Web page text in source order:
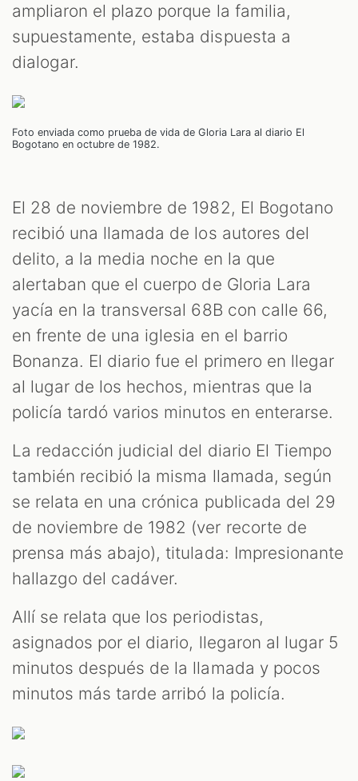
ampliaron el plazo porque la familia,
supuestamente, estaba dispuesta a
dialogar.
Foto enviada como prueba de vida de Gloria Lara al diario El
Bogotano en octubre de 1982.
El 28 de noviembre de 1982, El Bogotano
recibió una llamada de los autores del
delito, a la media noche en la que
alertaban que el cuerpo de Gloria Lara
yacía en la transversal 68B con calle 66,
en frente de una iglesia en el barrio
Bonanza. El diario fue el primero en llegar
al lugar de los hechos, mientras que la
policía tardó varios minutos en enterarse.
La redacción judicial del diario El Tiempo
también recibió la misma llamada, según
se relata en una crónica publicada del 29
de noviembre de 1982 (ver recorte de
prensa más abajo), titulada: Impresionante
hallazgo del cadáver.
Allí se relata que los periodistas,
asignados por el diario, llegaron al lugar 5
minutos después de la llamada y pocos
minutos más tarde arribó la policía.